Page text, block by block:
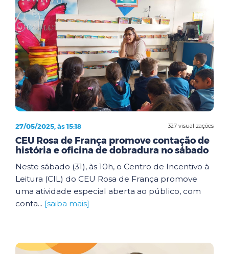
327 visualizações
27/05/2025, às 15:18
CEU Rosa de França promove contação de
história e oficina de dobradura no sábado
Neste sábado (31), às 10h, o Centro de Incentivo à
Leitura (CIL) do CEU Rosa de França promove
uma atividade especial aberta ao público, com
conta... [saiba mais]